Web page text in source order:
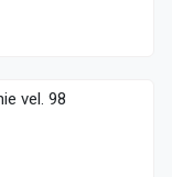
vel. 98